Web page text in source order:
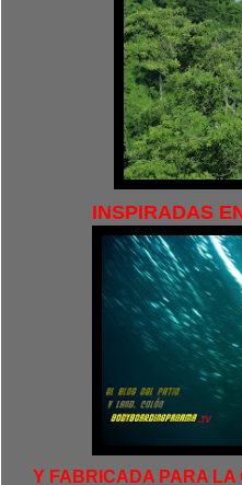
INSPIRADAS
Y FABRICADA PARA LA